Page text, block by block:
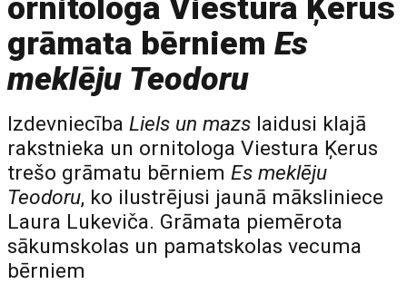
ornitologa Viestura Ķerus
grāmata bērniemEs
meklēju Teodoru
IzdevniecībaLiels un mazs laidusi klajā
rakstnieka un ornitologa Viestura Ķerus
trešo grāmatu bērniemEs meklēju
Teodoru, ko ilustrējusi jaunā māksliniece
Laura Lukeviča. Grāmata piemērota
sākumskolas un pamatskolas vecuma
bērniem